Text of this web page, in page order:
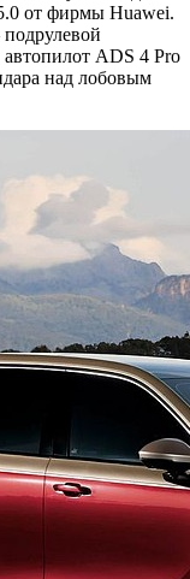
от фирмы Huawei.
ADS 4 Pro
над лобовым